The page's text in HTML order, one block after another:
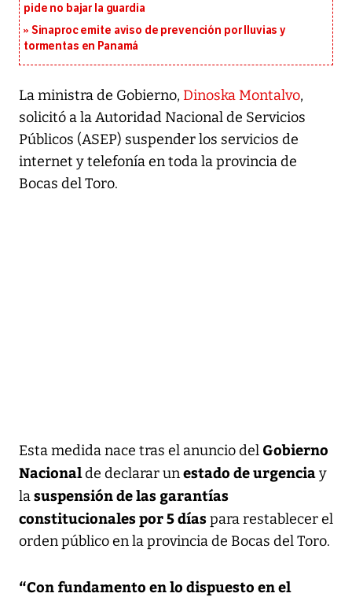
pide no bajar la guardia
Sinaproc emite aviso de prevención por lluvias y
tormentas en Panamá
La ministra de Gobierno, Dinoska Montalvo,
solicitó a la Autoridad Nacional de Servicios
Públicos (ASEP) suspender los servicios de
internet y telefonía en toda la provincia de
Bocas del Toro.
Esta medida nace tras el anuncio del Gobierno
Nacionalde declarar unestado de urgenciay
lasuspensión de las garantías
constitucionales por 5 díaspara restablecer el
orden público en la provincia de Bocas del Toro.
“Con fundamento en lo dispuesto en el